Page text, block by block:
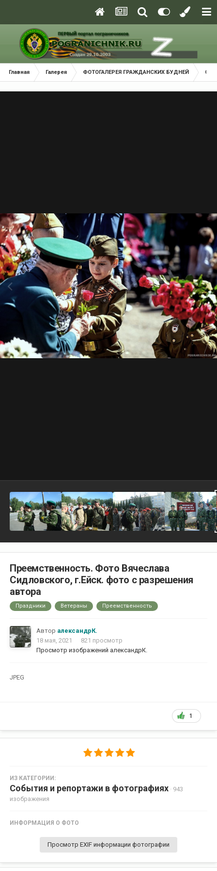
Главная Галерея ФОТОГАЛЕРЕЯ ГРАЖДАНСКИХ БУДНЕЙ
Преемственность. Фото Вячеслава
Сидловского, г.Ейск. фото с разрешения
автора
Праздники Ветераны Преемственность
Автор александрК.
18 мая, 2021
821 просмотр
Просмотр изображений александрК.
JPEG
1
ИЗ КАТЕГОРИИ:
События и репортажи в фотографиях · 943
изображения
ИНФОРМАЦИЯ О ФОТО
Просмотр EXIF информации фотографии